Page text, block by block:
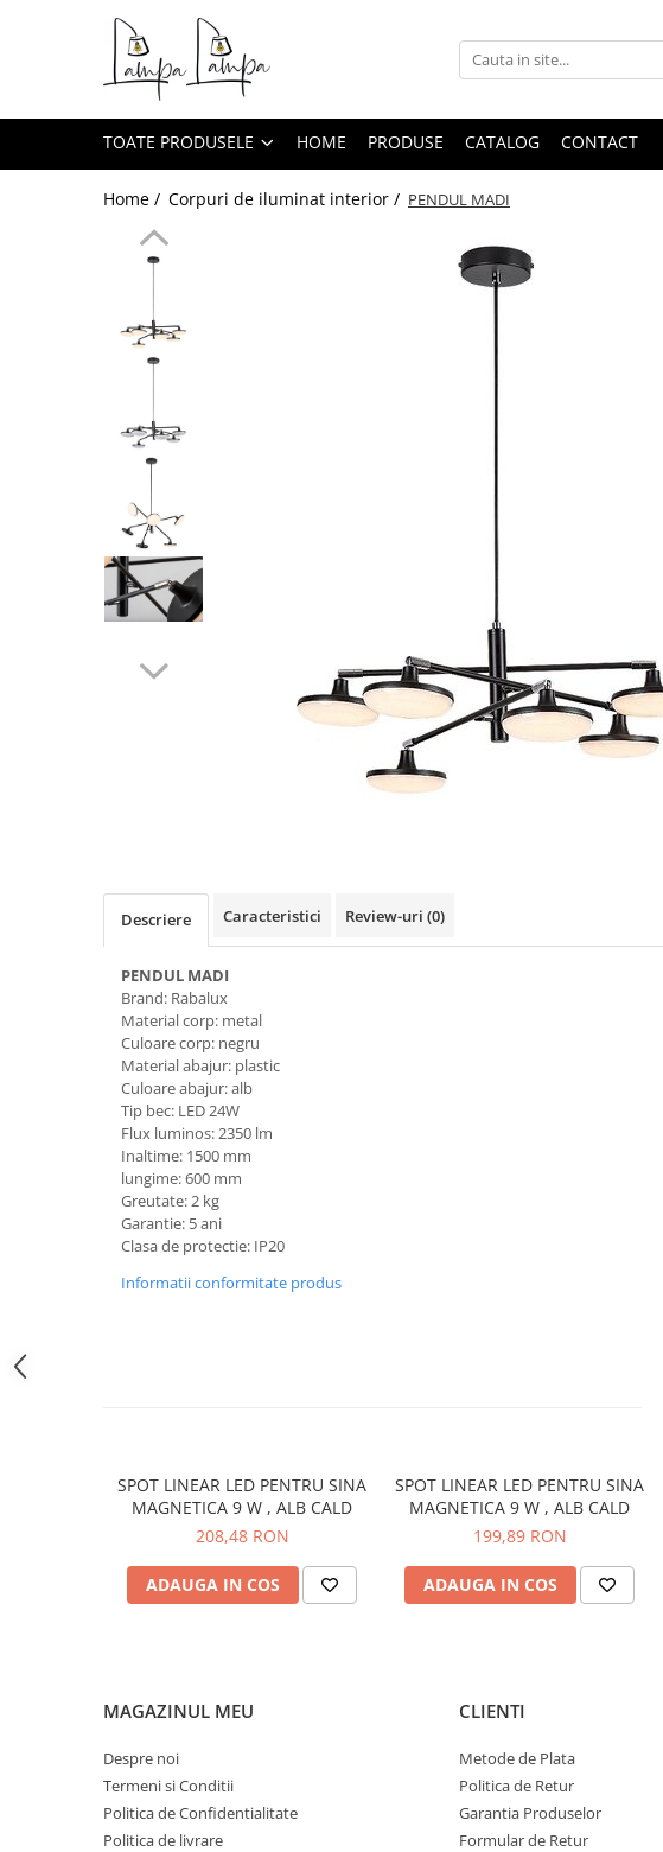
Toate Produsele
Iluminat stradal
Corpuri de iluminat interior
Sine magnetice
Corpuri de iluminat pentru baie
Lampi de perete
Corpuri de iluminat pentru spital
Corpuri de iluminat tip Highbay
Iluminat de siguranta
Materiale electrice
Prelungitoare
Fise, prize, accesorii
Tablouri si distributie electrica
Intreruptoare
Niloe alb
Lampi de lucru, sport, hobby
Multimetre/Testere
Senzori/Detectoare
Statii meteo
Termostate
TOATE PRODUSELE HOME PRODUSE CATALOG CONTACT
Home / Corpuri de iluminat interior / PENDUL MADI
Descriere Caracteristici Review-uri (0)
PENDUL MADI
Brand: Rabalux
Material corp: metal
Culoare corp: negru
Material abajur: plastic
Culoare abajur: alb
Tip bec: LED 24W
Flux luminos: 2350 lm
Inaltime: 1500 mm
lungime: 600 mm
Greutate: 2 kg
Garantie: 5 ani
Clasa de protectie: IP20
Informatii conformitate produs
SPOT LINEAR LED PENTRU SINA
MAGNETICA 9 W , ALB CALD
208,48 RON
ADAUGA IN COS
SPOT LINEAR LED PENTRU SINA
MAGNETICA 9 W , ALB CALD
199,89 RON
ADAUGA IN COS
MAGAZINUL MEU
Despre noi
Termeni si Conditii
Politica de Confidentialitate
Politica de livrare
CLIENTI
Metode de Plata
Politica de Retur
Garantia Produselor
Formular de Retur